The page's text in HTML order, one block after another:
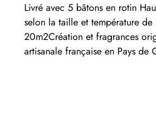
Livré avec 5 bâtons en rotin
selon la taille et température
20m2Création et fragrances
artisanale française en Pays de